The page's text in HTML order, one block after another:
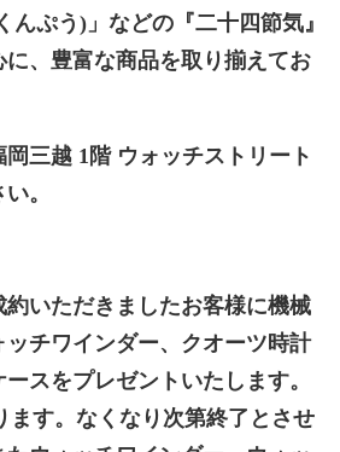
んぷう)」などの『二十四節気』
に、豊富な商品を取り揃えてお
三越 1階 ウォッチストリート
。
約いただきましたお客様に機械
チワインダー、クオーツ時計
スをプレゼントいたします。
す。なくなり次第終了とさせ